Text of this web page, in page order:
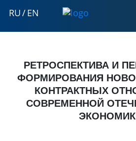
RU/EN
РЕТРОСПЕКТИВА И
ФОРМИРОВАНИЯ
КОНТРАКТНЫХ
СОВРЕМЕННОЙ